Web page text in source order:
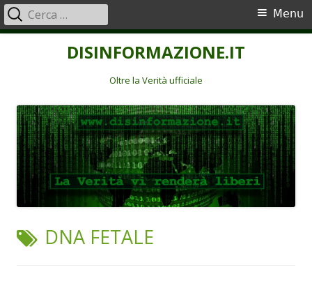
DISINFORMAZIONE.IT
Oltre la Verità ufficiale
Menu
principale
Menu
Ricerca
per:
TAG:
DNA FETALE